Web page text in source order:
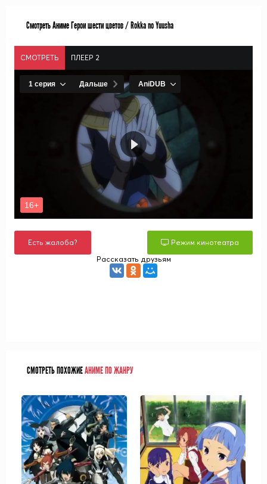
Смотреть Аниме Герои шести цветов / Rokka no Yuusha
СМОТРЕТЬ ПЛЕЕР 2
Есть жалоба?
Режим кинотеатра
Рассказать друзьям
СМОТРЕТЬ ПОХОЖИЕАНИМЕ ПО ЖАНРУ